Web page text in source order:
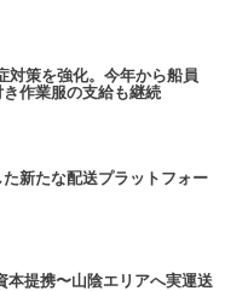
対策を強化。今年から船員
作業服の支給も継続
新たな配送プラットフォー
提携〜山陰エリアへ実運送